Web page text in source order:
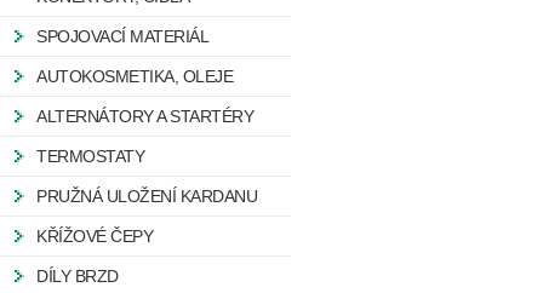
SPOJOVACÍ MATERIÁL
AUTOKOSMETIKA, OLEJE
ALTERNÁTORY A STARTÉRY
TERMOSTATY
PRUŽNÁ ULOŽENÍ KARDANU
KŘÍŽOVÉ ČEPY
DÍLY BRZD